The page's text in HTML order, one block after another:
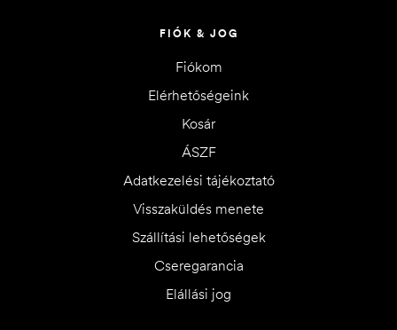
FIÓK & JOG
Fiókom
Elérhetőségeink
Kosár
ÁSZF
Adatkezelési tájékoztató
Visszaküldés menete
Szállítási lehetőségek
Cseregarancia
Elállási jog